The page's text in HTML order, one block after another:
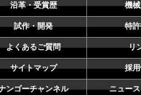
沿革・受賞歴 機
試作・開発 特
よくあるご質問 リ
サイトマップ 採
ンゴーチャンネル ニュー